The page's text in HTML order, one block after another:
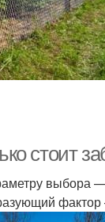
стоит
выбора